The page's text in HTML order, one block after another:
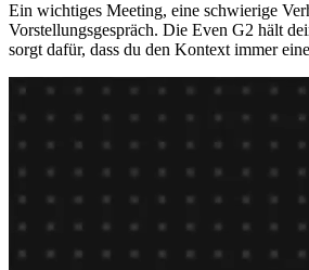
Ein wichtiges Meeting, eine schwierige
Vorstellungsgespräch. Die Even G2 hält
sorgt dafür, dass du den Kontext immer